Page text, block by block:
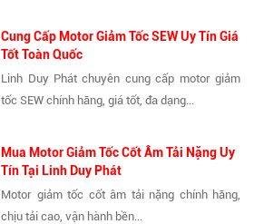
Cung Cấp Motor Giảm Tốc SEW Uy Tín Giá
Tốt Toàn Quốc
Linh Duy Phát chuyên cung cấp motor giảm
tốc SEW chính hãng, giá tốt, đa dạng...
Mua Motor Giảm Tốc Cốt Âm Tải Nặng Uy
Tín Tại Linh Duy Phát
Motor giảm tốc cốt âm tải nặng chính hãng,
chịu tải cao, vận hành bền...